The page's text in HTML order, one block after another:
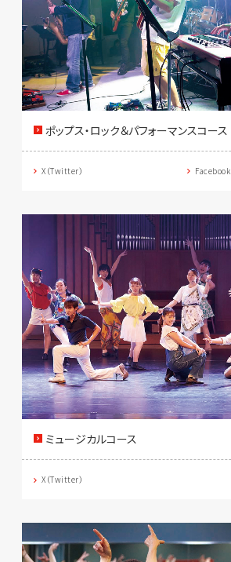
ポップス・ロック＆パフォーマンスコース
X（Twitter） Facebook
ミュージカルコース
X（Twitter）